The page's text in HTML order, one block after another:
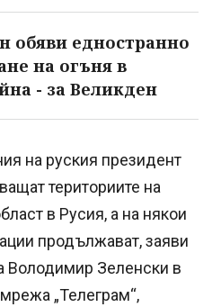
обяви едностранно
на огъня в
- за Великден
на руския президент
териториите на
в Русия, а на някои
продължават, заяви
Володимир Зеленски в
„Телеграм“,